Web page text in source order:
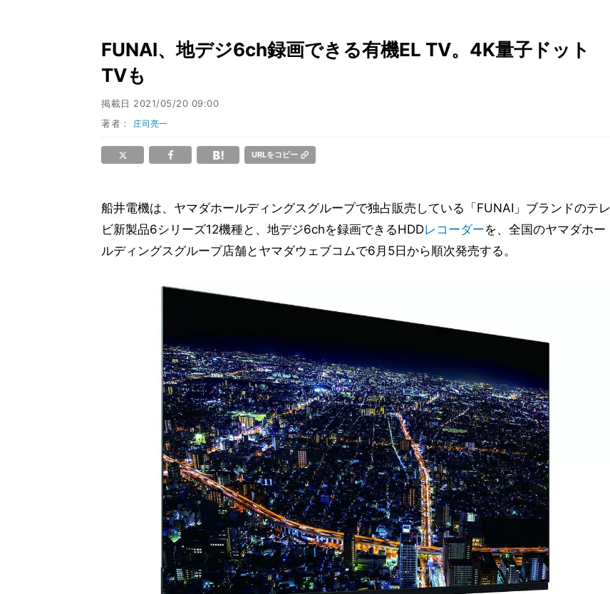
FUNAI、地デジ6ch録画できる有機EL TV。4K量子ドット
TVも
掲載日 2021/05/20 09:00
著者： 庄司亮一
URLをコピー
船井電機は、ヤマダホールディングスグループで独占販売している「FUNAI」ブランドのテレ
ビ新製品6シリーズ12機種と、地デジ6chを録画できるHDDレコーダーを、全国のヤマダホー
ルディングスグループ店舗とヤマダウェブコムで6月5日から順次発売する。